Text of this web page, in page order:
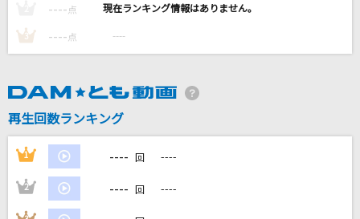
平原綾香(ひらはらあやか)
うっせぇわ
加藤ミリヤ
---- 点 ----
3 ---- 点 ----
再生回数ランキング
1 ---- 回 ----
2 ---- 回 ----